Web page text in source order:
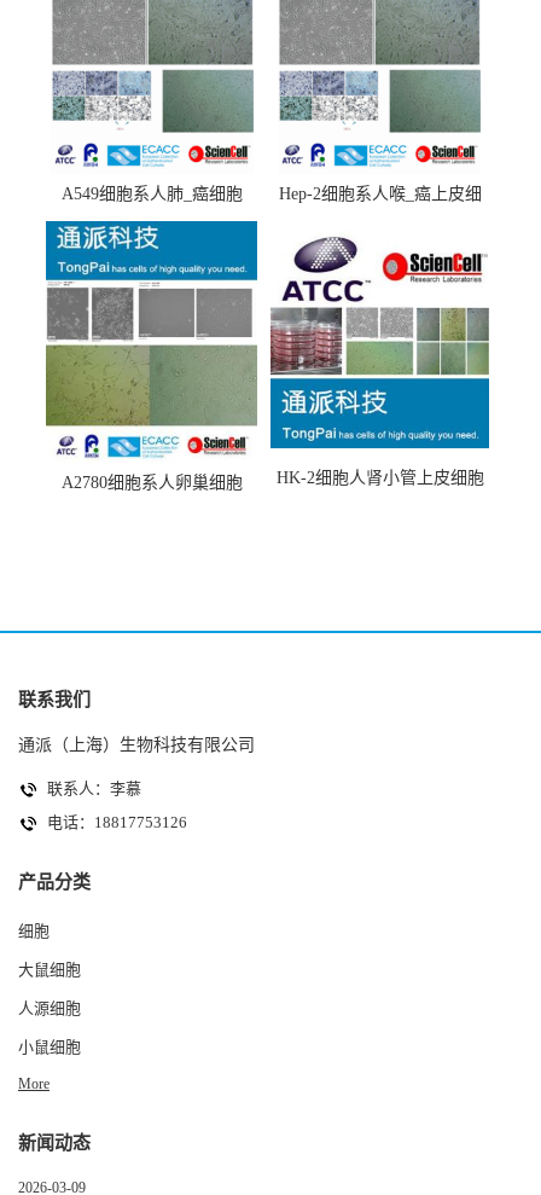
A549细胞系人肺_癌细胞
(A549细胞)
Hep-2细胞系人喉_癌上皮细
A2780细胞系人卵巢细胞
HK-2细胞人肾小管上皮细胞
联系我们
通派（上海）生物科技有限公司
联系人：李慕
电话：18817753126
产品分类
细胞
大鼠细胞
人源细胞
小鼠细胞
More
新闻动态
2026-03-09